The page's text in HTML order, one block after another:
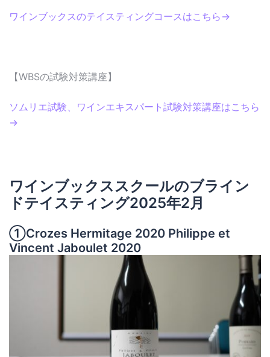
ワインブックスのテイスティングコースはこちら→
【WBSの試験対策講座】
ソムリエ試験、ワインエキスパート試験対策講座はこちら
→
ワインブックススクールのブライン
ドテイスティング2025年2月
①Crozes Hermitage 2020 Philippe et
Vincent Jaboulet 2020